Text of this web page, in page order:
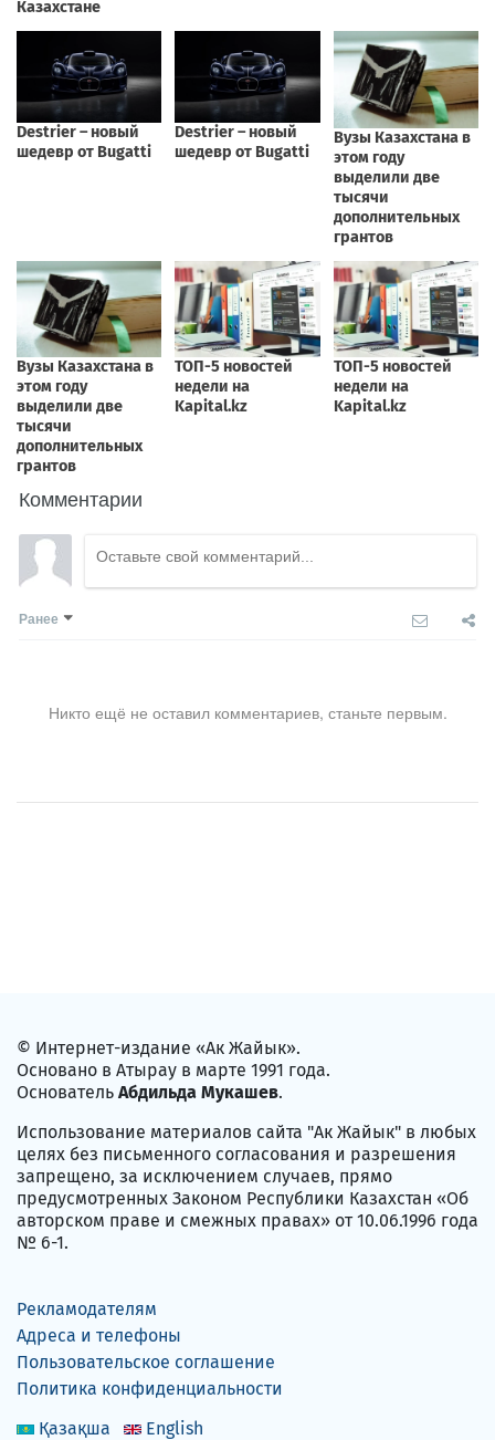
Комментарии
Ранее
Никто ещё не оставил комментариев, станьте первым.
© Интернет-издание «Ак Жайык».
Основано в Атырау в марте 1991 года.
Основатель Абдильда Мукашев.
Использование материалов сайта "Ак Жайык" в любых
целях без письменного согласования и разрешения
запрещено, за исключением случаев, прямо
предусмотренных Законом Республики Казахстан «Об
авторском праве и смежных правах» от 10.06.1996 года
№ 6-1.
Рекламодателям
Адреса и телефоны
Пользовательское соглашение
Политика конфиденциальности
Қазақша
English